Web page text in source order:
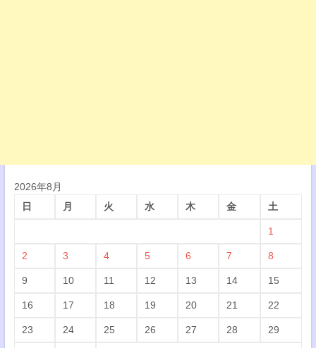
2026年8月
日
月 火 水 木 金 土
1
2 3 4 5 6 7 8
9 10 11 12 13 14 15
16 17 18 19 20 21 22
23 24 25 26 27 28 29